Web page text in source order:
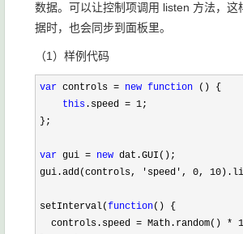
数据。可以让控制项调用 listen 方法，这
据时，也会同步到面板里。
（1）样例代码
var controls = new function () {
this .speed = 1;
};
var gui = new dat.GUI();
gui.add(controls,
'speed', 0, 10
setInterval(function() {
  controls.speed
= Math.random() *